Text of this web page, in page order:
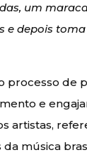
um
e depois
processo de
e
artistas,
música